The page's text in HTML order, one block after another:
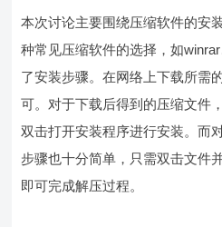
本次讨论主要围绕压缩软件的安
种常见压缩软件的选择，如
了安装步骤。在网络上下载所需
可。对于下载后得到的压缩文件
双击打开安装程序进行安装。而
步骤也十分简单，只需双击文件
即可完成解压过程。